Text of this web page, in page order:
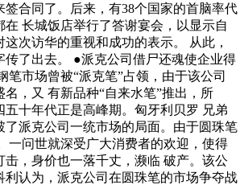
签合同了。后来，有38个国家的首脑率代
在 长城饭店举行了答谢宴会，以显示自
次访华的重视和成功的表示。 从此，
传了出去。 ●派克公司借尸还魂使企业得
笔市场曾被“派克笔”占领，由于该公司
，又 有新品种“自来水笔”推出，所
五十年代正是高峰期。匈牙利贝罗 兄弟
了派克公司一统市场的局面。由于圆珠笔
一问世就深受广大消费者的欢迎，使得
击，身价也一落千丈，濒临 破产。该公
利认为，派克公司在圆珠笔的市场争夺战